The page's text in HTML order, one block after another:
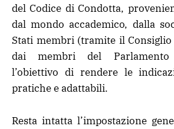
del Codice di Condotta,
dal mondo accademico, dalla
Stati membri (tramite il
dai membri del
l’obiettivo di rendere le
pratiche e adattabili.
Resta intatta l’impostazione